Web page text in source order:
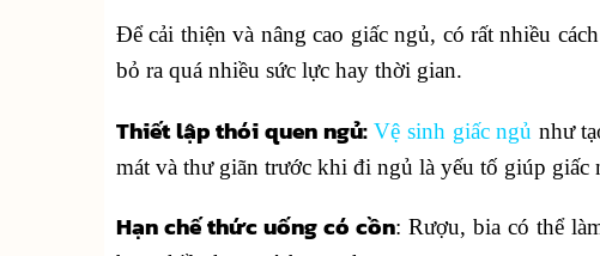
Để cải thiện và nâng cao giấc ngủ, có rất nhiều
bỏ ra quá nhiều sức lực hay thời gian.
Thiết lập thói quen ngủ: Vệ sinh giấc ngủ như
mát và thư giãn trước khi đi ngủ là yếu tố giúp giấc
Hạn chế thức uống có cồn: Rượu, bia có thể